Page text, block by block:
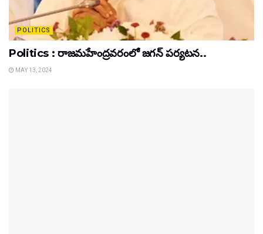
POLITICS
Politics : రాజమహేంద్రవరంలో జగన్ పర్యటన..
MAY 13, 2024